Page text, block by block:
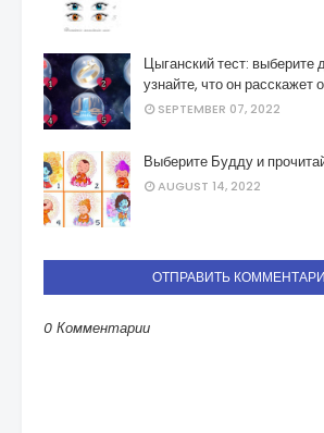
Цыганский тест: выберите
узнайте, что он
SEPTEMBER 07, 2022
Выберите Будду и
AUGUST 14, 2022
ОТПРАВИТЬ
0 Комментарии